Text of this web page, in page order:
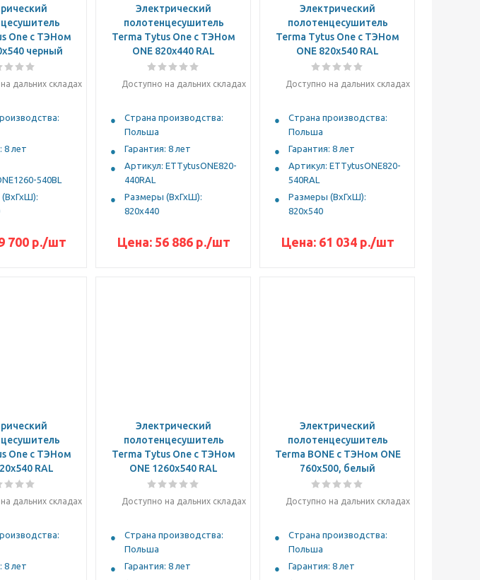
One с ТЭНом
черный
дальних складах
8 лет
540BL
700р./шт
Электрический
полотенцесушитель
Terma Tytus One с ТЭНом
ONE 820x440 RAL
Доступно на дальних складах
Страна производства:
Польша
Гарантия: 8 лет
Артикул: ETTytusONE820-
440RAL
Размеры (ВхГхШ):
820x440
Цена: 56 886р./шт
Электрический
полотенцесушитель
Terma Tytus One с ТЭНом
ONE 820x540 RAL
Доступно на дальних складах
Страна производства:
Польша
Гарантия: 8 лет
Артикул: ETTytusONE820-
540RAL
Размеры (ВхГхШ):
820x540
Цена: 61 034р./шт
One с ТЭНом
RAL
дальних складах
8 лет
Электрический
полотенцесушитель
Terma Tytus One с ТЭНом
ONE 1260x540 RAL
Доступно на дальних складах
Страна производства:
Польша
Гарантия: 8 лет
Электрический
полотенцесушитель
Terma BONE с ТЭНом ONE
760x500, белый
Доступно на дальних складах
Страна производства:
Польша
Гарантия: 8 лет